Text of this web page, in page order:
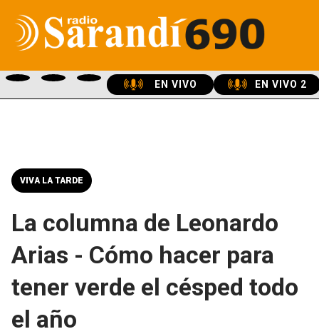
EN VIVO EN VIVO 2
VIVA LA TARDE
La columna de Leonardo
Arias - Cómo hacer para
tener verde el césped todo
el año